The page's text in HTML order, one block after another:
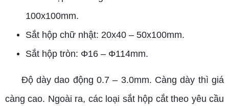
100x100mm.
Sắt hộp chữ nhật: 20x40 – 50x100mm.
Sắt hộp tròn: Φ16 – Φ114mm.
Độ dày dao động 0.7 – 3.0mm. Càng dày thì giá
càng cao. Ngoài ra, các loại sắt hộp cắt theo yêu cầu